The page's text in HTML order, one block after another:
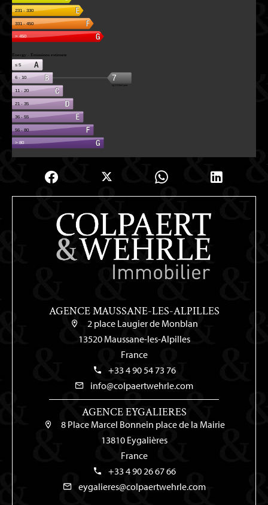
AGENCE MAUSSANE-LES-ALPILLES
2 place Laugier de Monblan
13520 Maussane-les-Alpilles
France
+33 4 90 54 73 76
info@colpaertwehrle.com
AGENCE EYGALIERES
8 Place Marcel Bonnein place de la Mairie
13810 Eygalières
France
+33 4 90 26 67 66
eygalieres@colpaertwehrle.com